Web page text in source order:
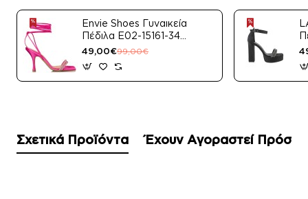
Envie Shoes Γυναικεία
Πέδιλα E02-15161-34
Μαύρο Satin
49,00€99,00€
Σχετικά Προϊόντα Έχουν Αγοραστεί